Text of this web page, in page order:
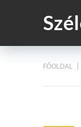
FŐOLDAL